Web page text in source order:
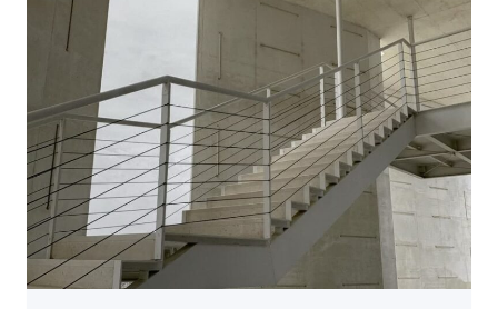
EESB15H3
ROCKS
TOPICS